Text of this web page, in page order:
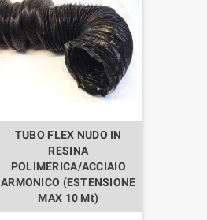
TUBO FLEX NUDO IN
RESINA
POLIMERICA/ACCIAIO
ARMONICO (ESTENSIONE
MAX 10 Mt)